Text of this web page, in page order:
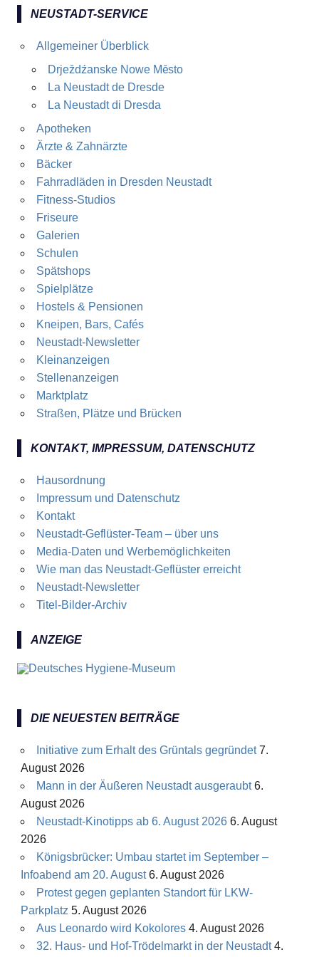
NEUSTADT-SERVICE
Allgemeiner Überblick
Drježdźanske Nowe Město
La Neustadt de Dresde
La Neustadt di Dresda
Apotheken
Ärzte & Zahnärzte
Bäcker
Fahrradläden in Dresden Neustadt
Fitness-Studios
Friseure
Galerien
Schulen
Spätshops
Spielplätze
Hostels & Pensionen
Kneipen, Bars, Cafés
Neustadt-Newsletter
Kleinanzeigen
Stellenanzeigen
Marktplatz
Straßen, Plätze und Brücken
KONTAKT, IMPRESSUM, DATENSCHUTZ
Hausordnung
Impressum und Datenschutz
Kontakt
Neustadt-Geflüster-Team – über uns
Media-Daten und Werbemöglichkeiten
Wie man das Neustadt-Geflüster erreicht
Neustadt-Newsletter
Titel-Bilder-Archiv
ANZEIGE
DIE NEUESTEN BEITRÄGE
Initiative zum Erhalt des Grüntals gegründet 7.
August 2026
Mann in der Äußeren Neustadt ausgeraubt 6.
August 2026
Neustadt-Kinotipps ab 6. August 2026 6. August
2026
Königsbrücker: Umbau startet im September –
Infoabend am 20. August 6. August 2026
Protest gegen geplanten Standort für LKW-
Parkplatz 5. August 2026
Aus Leonardo wird Kokolores 4. August 2026
32. Haus- und Hof-Trödelmarkt in der Neustadt 4.